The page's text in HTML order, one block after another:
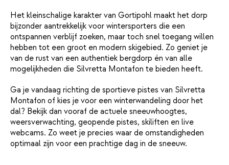
Het kleinschalige karakter van Gortipohl maakt het dorp
bijzonder aantrekkelijk voor wintersporters die een
ontspannen verblijf zoeken, maar toch snel toegang willen
hebben tot een groot en modern skigebied. Zo geniet je
van de rust van een authentiek bergdorp én van alle
mogelijkheden die Silvretta Montafon te bieden heeft.
Ga je vandaag richting de sportieve pistes van Silvretta
Montafon of kies je voor een winterwandeling door het
dal? Bekijk dan vooraf de actuele sneeuwhoogtes,
weersverwachting, geopende pistes, skiliften en live
webcams. Zo weet je precies waar de omstandigheden
optimaal zijn voor een prachtige dag in de sneeuw.